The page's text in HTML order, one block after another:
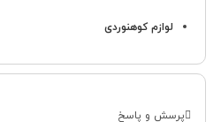
لوازم کوهنوردی
پرسش و پاسخ